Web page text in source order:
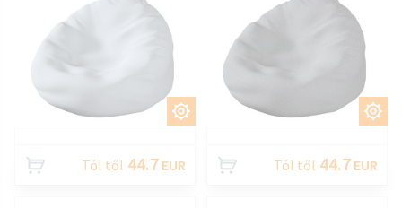
TESTRESZAB
Tól től 44.7 EUR
TESTRESZAB
Tól től 44.7 EUR